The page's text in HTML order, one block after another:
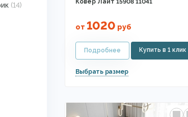
(14)
Ковер Лайт 15908 11041
от 1020 руб